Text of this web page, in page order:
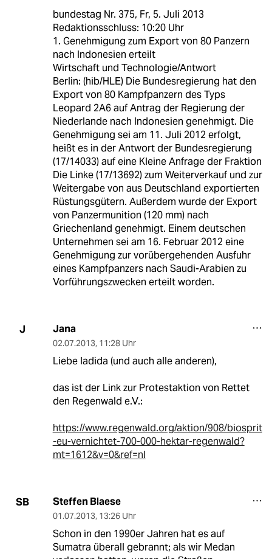
bundestag Nr. 375, Fr, 5. Juli 2013
Redaktionsschluss: 10:20 Uhr
1. Genehmigung zum Export von 80 Panzern
nach Indonesien erteilt
Wirtschaft und Technologie/Antwort
Berlin: (hib/HLE) Die Bundesregierung hat den
Export von 80 Kampfpanzern des Typs
Leopard 2A6 auf Antrag der Regierung der
Niederlande nach Indonesien genehmigt. Die
Genehmigung sei am 11. Juli 2012 erfolgt,
heißt es in der Antwort der Bundesregierung
(17/14033) auf eine Kleine Anfrage der Fraktion
Die Linke (17/13692) zum Weiterverkauf und zur
Weitergabe von aus Deutschland exportierten
Rüstungsgütern. Außerdem wurde der Export
von Panzermunition (120 mm) nach
Griechenland genehmigt. Einem deutschen
Unternehmen sei am 16. Februar 2012 eine
Genehmigung zur vorübergehenden Ausfuhr
eines Kampfpanzers nach Saudi-Arabien zu
Vorführungszwecken erteilt worden.
J Jana
02.07.2013, 11:28 Uhr
Liebe ladida (und auch alle anderen),
das ist der Link zur Protestaktion von Rettet
den Regenwald e.V.:
https://www.regenwald.org/aktion/908/biosprit
-eu-vernichtet-700-000-hektar-regenwald?
mt=1612&v=0&ref=nl
SB Steffen Blaese
01.07.2013, 13:26 Uhr
Schon in den 1990er Jahren hat es auf
Sumatra überall gebrannt; als wir Medan